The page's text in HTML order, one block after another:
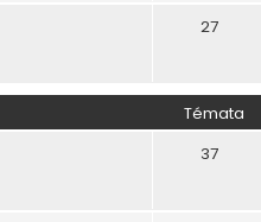
27
Témata
37